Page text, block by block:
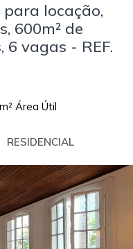
locação,
600m² de
vagas - REF.
Área Útil